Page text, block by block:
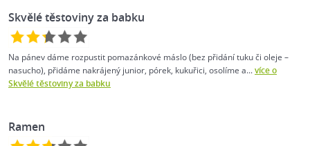
Skvělé těstoviny za babku
Na pánev dáme rozpustit pomazánkové máslo (bez přidání tuku či oleje –
nasucho), přidáme nakrájený junior, pórek, kukuřici, osolíme a...více o
Skvělé těstoviny za babku
Ramen